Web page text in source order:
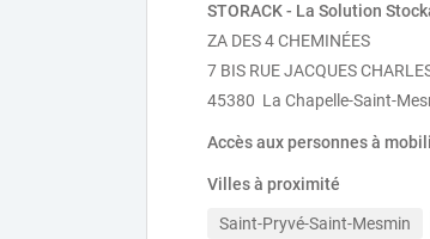
STORACK - La Solution
ZA DES 4 CHEMINÉES
7 BIS RUE JACQUES
45380 La Chapelle-Saint-
Accès aux personnes à
Villes à proximité
Saint-Pryvé-Saint-Mesmin